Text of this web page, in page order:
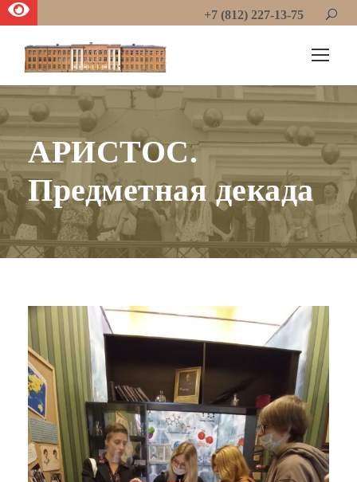
+7 (812) 227-13-75
АРИСТОС.
Предметная декада